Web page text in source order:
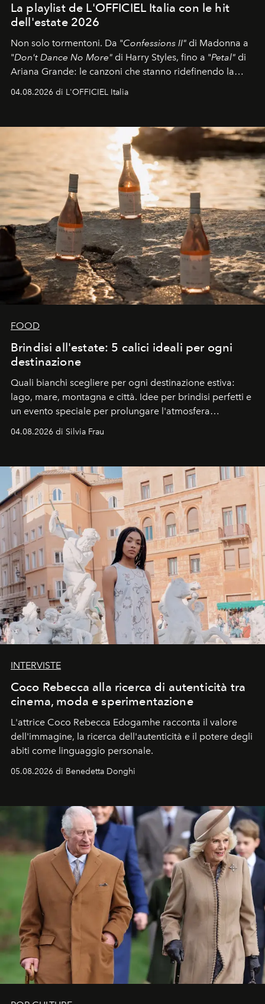
La playlist de L'OFFICIEL Italia con le hit
dell'estate 2026
Non solo tormentoni. Da "Confessions II" di Madonna a
"Don't Dance No More" di Harry Styles, fino a "Petal" di
Ariana Grande: le canzoni che stanno ridefinendo la
colonna sonora della stagione.
04.08.2026 di L'OFFICIEL Italia
FOOD
Brindisi all'estate: 5 calici ideali per ogni
destinazione
Quali bianchi scegliere per ogni destinazione estiva:
lago, mare, montagna e città. Idee per brindisi perfetti e
un evento speciale per prolungare l'atmosfera
04.08.2026 di Silvia Frau
INTERVISTE
Coco Rebecca alla ricerca di autenticità tra
cinema, moda e sperimentazione
L'attrice Coco Rebecca Edogamhe racconta il valore
dell'immagine, la ricerca dell'autenticità e il potere degli
abiti come linguaggio personale.
05.08.2026 di Benedetta Donghi